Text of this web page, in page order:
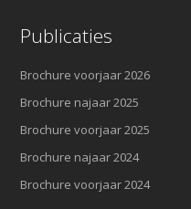
Publicaties
Brochure voorjaar 2026
Brochure najaar 2025
Brochure voorjaar 2025
Brochure najaar 2024
Brochure voorjaar 2024